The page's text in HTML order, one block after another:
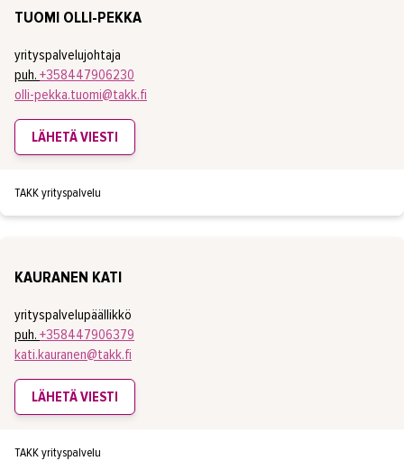
TUOMI OLLI-PEKKA
yrityspalvelujohtaja
puh. +358447906230
olli-pekka.tuomi@takk.fi
LÄHETÄ VIESTI
TAKK yrityspalvelu
KAURANEN KATI
yrityspalvelupäällikkö
puh. +358447906379
kati.kauranen@takk.fi
LÄHETÄ VIESTI
TAKK yrityspalvelu